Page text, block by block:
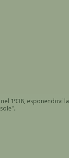
1938, esponendovi la